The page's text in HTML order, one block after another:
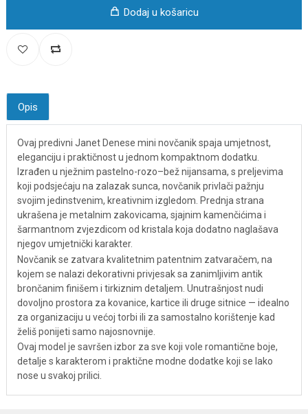
Dodaj u košaricu
Opis
Ovaj predivni Janet Denese mini novčanik spaja umjetnost,
eleganciju i praktičnost u jednom kompaktnom dodatku.
Izrađen u nježnim pastelno-rozo–bež nijansama, s preljevima
koji podsjećaju na zalazak sunca, novčanik privlači pažnju
svojim jedinstvenim, kreativnim izgledom. Prednja strana
ukrašena je metalnim zakovicama, sjajnim kamenčićima i
šarmantnom zvjezdicom od kristala koja dodatno naglašava
njegov umjetnički karakter.
Novčanik se zatvara kvalitetnim patentnim zatvaračem, na
kojem se nalazi dekorativni privjesak sa zanimljivim antik
brončanim finišem i tirkiznim detaljem. Unutrašnjost nudi
dovoljno prostora za kovanice, kartice ili druge sitnice — idealno
za organizaciju u većoj torbi ili za samostalno korištenje kad
želiš ponijeti samo najosnovnije.
Ovaj model je savršen izbor za sve koji vole romantične boje,
detalje s karakterom i praktične modne dodatke koji se lako
nose u svakoj prilici.